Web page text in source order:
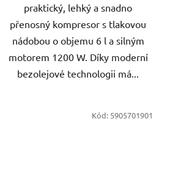
praktický, lehký a snadno
přenosný kompresor s tlakovou
nádobou o objemu 6 l a silným
motorem 1200 W. Díky moderní
bezolejové technologii má...
Kód: 5905701901